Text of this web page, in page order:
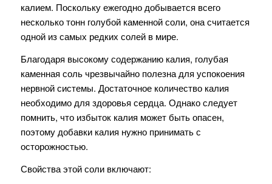
калием. Поскольку ежегодно добывается всего
несколько тонн голубой каменной соли, она считается
одной из самых редких солей в мире.
Благодаря высокому содержанию калия, голубая
каменная соль чрезвычайно полезна для успокоения
нервной системы. Достаточное количество калия
необходимо для здоровья сердца. Однако следует
помнить, что избыток калия может быть опасен,
поэтому добавки калия нужно принимать с
осторожностью.
Свойства этой соли включают: